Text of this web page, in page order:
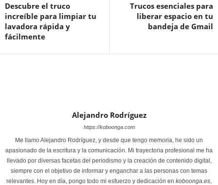
Descubre el truco
increíble para limpiar tu
lavadora rápida y
fácilmente
Trucos esenciales para
liberar espacio en tu
bandeja de Gmail
Alejandro Rodríguez
https://koboonga.com
Me llamo Alejandro Rodríguez, y desde que tengo memoria, he sido un
apasionado de la escritura y la comunicación. Mi trayectoria profesional me ha
llevado por diversas facetas del periodismo y la creación de contenido digital,
siempre con el objetivo de informar y enganchar a las personas con temas
relevantes. Hoy en día, pongo todo mi esfuerzo y dedicación en koboonga.es